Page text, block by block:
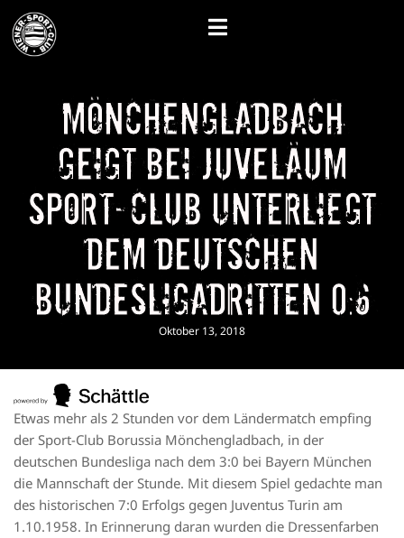
Mönchengladbach
geigt bei Juveläum
Sport-Club unterliegt
dem deutschen
Bundesligadritten 0:6
Oktober 13, 2018
Etwas mehr als 2 Stunden vor dem Ländermatch empfing
der Sport-Club Borussia Mönchengladbach, in der
deutschen Bundesliga nach dem 3:0 bei Bayern München
die Mannschaft der Stunde. Mit diesem Spiel gedachte man
des historischen 7:0 Erfolgs gegen Juventus Turin am
1.10.1958. In Erinnerung daran wurden die Dressenfarben